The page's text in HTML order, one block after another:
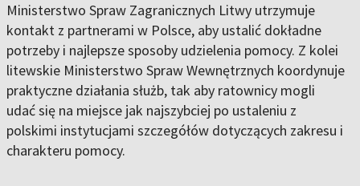
Ministerstwo Spraw Zagranicznych Litwy utrzymuje
kontakt z partnerami w Polsce, aby ustalić dokładne
potrzeby i najlepsze sposoby udzielenia pomocy. Z kolei
litewskie Ministerstwo Spraw Wewnętrznych koordynuje
praktyczne działania służb, tak aby ratownicy mogli
udać się na miejsce jak najszybciej po ustaleniu z
polskimi instytucjami szczegółów dotyczących zakresu i
charakteru pomocy.